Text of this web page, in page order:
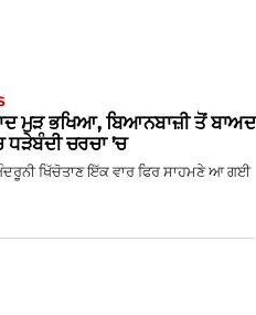
ਮੁੜ ਭਖਿਆ, ਬਿਆਨਬਾਜ਼ੀ ਤੋਂ ਬਾਅਦ
ਧੜੇਬੰਦੀ ਚਰਚਾ ’ਚ
ਖਿੱਚੋਤਾਣ ਇੱਕ ਵਾਰ ਫਿਰ ਸਾਹਮਣੇ ਆ ਗਈ